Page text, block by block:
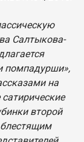
Салтыкова-
помпадурши»,
на
второй
блестящим